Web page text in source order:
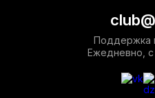
Поддержка
Ежедневно,